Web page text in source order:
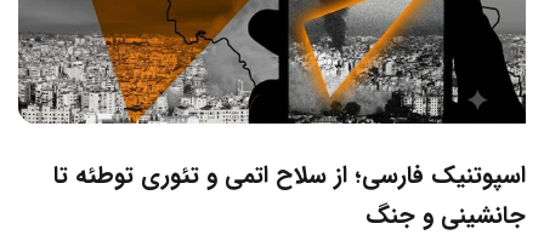
اسپوتنیک فارسی؛ از سلاح اتمی و تئوری توطئه تا
جانشینی و جنگ